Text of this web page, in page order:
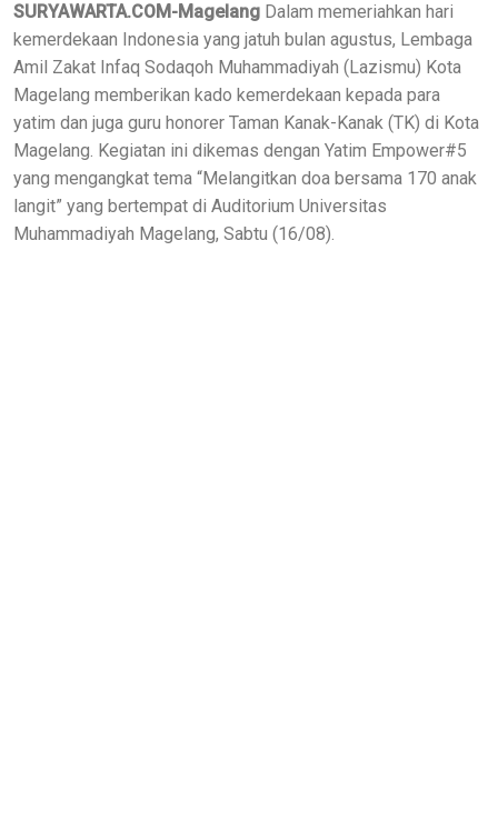
SURYAWARTA.COM-Magelang Dalam memeriahkan hari
kemerdekaan Indonesia yang jatuh bulan agustus, Lembaga
Amil Zakat Infaq Sodaqoh Muhammadiyah (Lazismu) Kota
Magelang memberikan kado kemerdekaan kepada para
yatim dan juga guru honorer Taman Kanak-Kanak (TK) di Kota
Magelang. Kegiatan ini dikemas dengan Yatim Empower#5
yang mengangkat tema “Melangitkan doa bersama 170 anak
langit” yang bertempat di Auditorium Universitas
Muhammadiyah Magelang, Sabtu (16/08).